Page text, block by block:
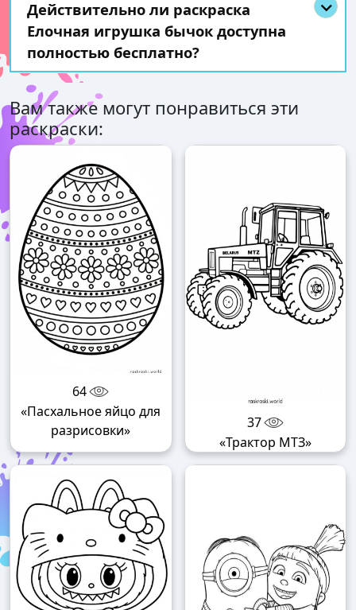
Действительно ли раскраска
Елочная игрушка бычок доступна
полностью бесплатно?
Вам также могут понравиться эти
раскраски:
64
«Пасхальное яйцо для
разрисовки»
37
«Трактор МТЗ»